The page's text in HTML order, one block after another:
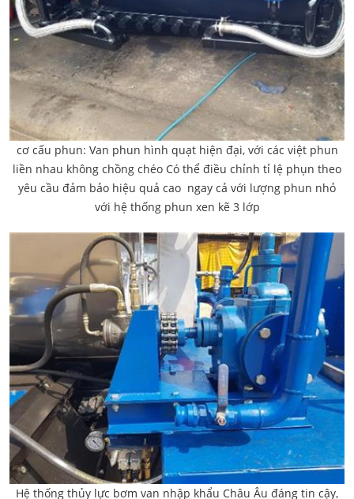
cơ cấu phun: Van phun hình quạt hiện đại, với các việt phun
liền nhau không chồng chéo Có thể điều chỉnh tỉ lệ phụn theo
yêu cầu đảm bảo hiệu quả cao ngay cả với lượng phun nhỏ
với hệ thống phun xen kẽ 3 lớp
Hệ thống thủy lực bơm van nhập khẩu Châu Âu đáng tin cậy,